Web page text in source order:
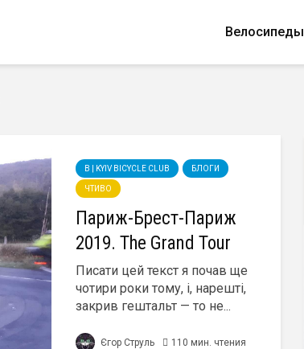
Велосипеды
B | KYIV BICYCLE CLUB БЛОГИ
ЧТИВО
Париж-Брест-Париж
2019. The Grand Tour
Писати цей текст я почав ще
чотири роки тому, і, нарешті,
закрив гештальт — то не...
Єгор Струль 110 мин. чтения